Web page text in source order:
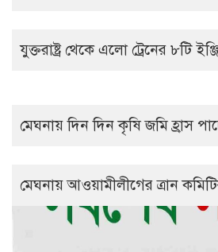
যুক্তরাষ্ট্র থেকে এলো ট্রেনের ৮টি
মেঘনায় দিন দিন কৃষি জমি হ্রাস
মেঘনায় আওয়ামীলীগের ত্রান